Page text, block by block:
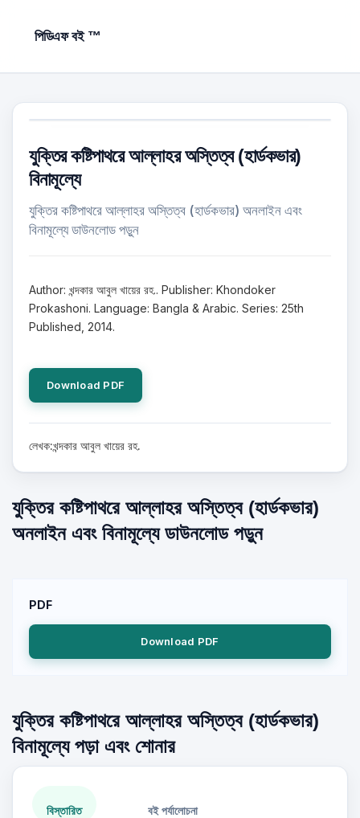
পিডিএফ বই ™
যুক্তির কষ্টিপাথরে আল্লাহর অস্তিত্ব (হার্ডকভার)
বিনামূল্যে
যুক্তির কষ্টিপাথরে আল্লাহর অস্তিত্ব (হার্ডকভার) অনলাইন এবং
বিনামূল্যে ডাউনলোড পড়ুন
Author: খন্দকার আবুল খায়ের রহ.. Publisher: Khondoker
Prokashoni. Language: Bangla & Arabic. Series: 25th
Published, 2014.
Download PDF
লেখক:খন্দকার আবুল খায়ের রহ.
যুক্তির কষ্টিপাথরে আল্লাহর অস্তিত্ব (হার্ডকভার)
অনলাইন এবং বিনামূল্যে ডাউনলোড পড়ুন
PDF
Download PDF
যুক্তির কষ্টিপাথরে আল্লাহর অস্তিত্ব (হার্ডকভার)
বিনামূল্যে পড়া এবং শোনার
বিস্তারিত বই পর্যালোচনা